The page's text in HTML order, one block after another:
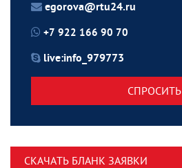
egorova@rtu24.ru
+7 922 166 90 70
live:info_979773
СПРОСИТЬ
СКАЧАТЬ БЛАНК ЗАЯВКИ